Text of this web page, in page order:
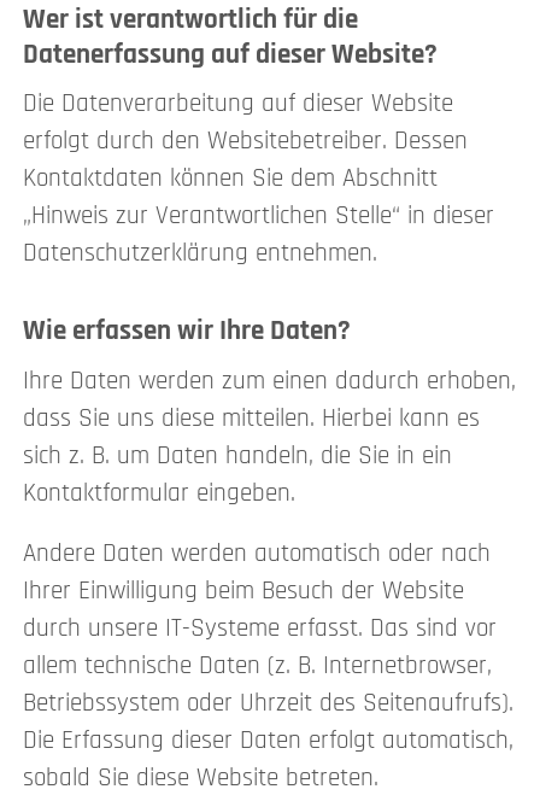
Wer ist verantwortlich für die
Datenerfassung auf dieser Website?
Die Datenverarbeitung auf dieser Website
erfolgt durch den Websitebetreiber. Dessen
Kontaktdaten können Sie dem Abschnitt
„Hinweis zur Verantwortlichen Stelle“ in dieser
Datenschutzerklärung entnehmen.
Wie erfassen wir Ihre Daten?
Ihre Daten werden zum einen dadurch erhoben,
dass Sie uns diese mitteilen. Hierbei kann es
sich z. B. um Daten handeln, die Sie in ein
Kontaktformular eingeben.
Andere Daten werden automatisch oder nach
Ihrer Einwilligung beim Besuch der Website
durch unsere IT-Systeme erfasst. Das sind vor
allem technische Daten (z. B. Internetbrowser,
Betriebssystem oder Uhrzeit des Seitenaufrufs).
Die Erfassung dieser Daten erfolgt automatisch,
sobald Sie diese Website betreten.